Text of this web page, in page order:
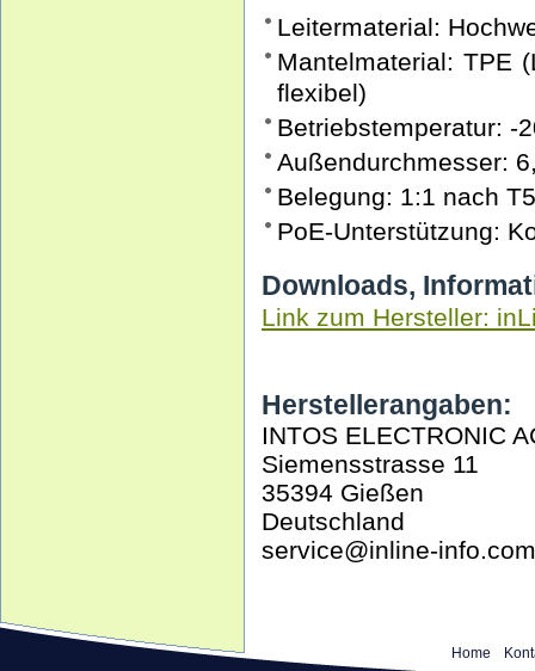
Leitermaterial:
Mantelmaterial: TPE
flexibel)
Betriebstemperatur: -
Außendurchmesser:
Belegung: 1:1 nach
PoE-Unterstützung:
Downloads,
Link zum Hersteller:
Herstellerangaben:
INTOS ELECTRONIC
Siemensstrasse 11
35394 Gießen
Deutschland
service@inline-info.com
Home